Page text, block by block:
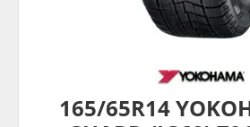
165/65R14